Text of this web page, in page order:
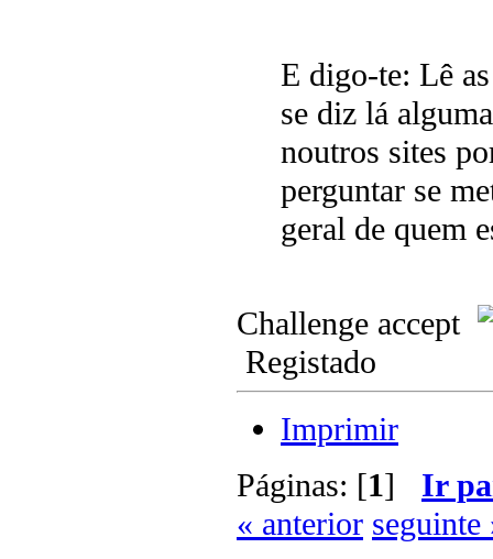
E digo-te: Lê
se diz lá
noutros sites
perguntar se
geral de quem
Challenge accept
Registado
Imprimir
Páginas: [1] Ir
« anterior seguinte